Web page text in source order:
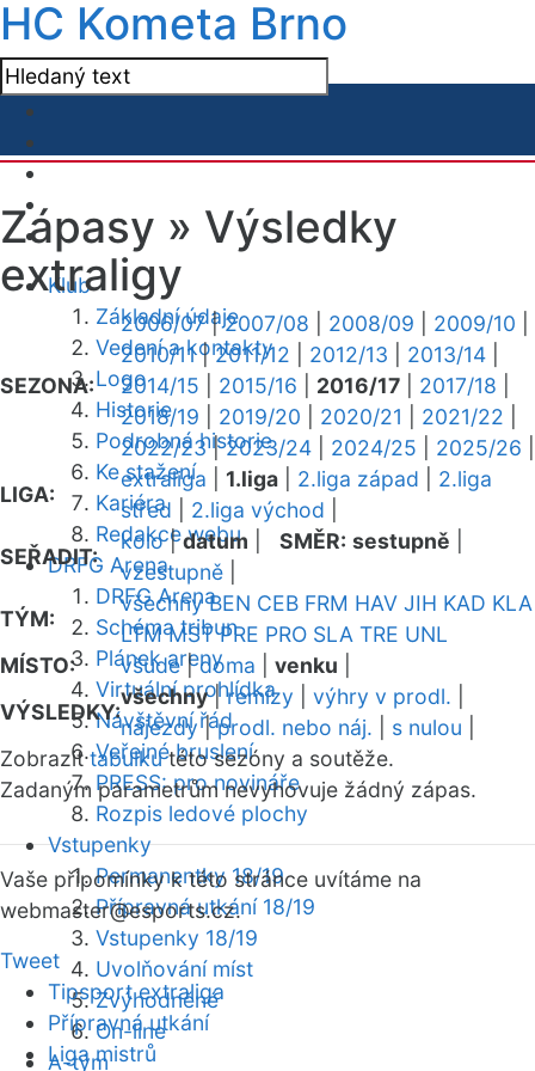
HC Kometa Brno
Klub
Základní údaje
Vedení a kontakty
Logo
Historie
Podrobná historie
Ke stažení
Kariéra
Redakce webu
DRFG Arena
DRFG Arena
Schéma tribun
Plánek areny
Virtuální prohlídka
Návštěvní řád
Veřejné bruslení
PRESS: pro novináře
Rozpis ledové plochy
Vstupenky
Permanentky 18/19
Přípravná utkání 18/19
Vstupenky 18/19
Uvolňování míst
Zvýhodněné
On-line
A-tým
Zápasy » Výsledky
extraligy
SEZONA:
2006/07|2007/08 2008/09 2009/10
2010/11|2011/12 2012/13 2013/14
2014/15
2015/16 2016/17 2017/18
2018/19
2019/20 2020/21 2021/22
2022/23|2023/24 2024/25 2025/26
LIGA:
extraliga 1.liga 2.liga západ
2.liga
střed
2.liga východ
SEŘADIT:
kolo|datum SMĚR: sestupně
vzestupně
TÝM:
všechny BEN CEB FRM HAV JIH KAD KLA
LTM MST PRE PRO SLA TRE UNL
MÍSTO:
všude|doma venku
VÝSLEDKY:
všechny|remízy výhry v prodl.
nájezdy|prodl. nebo náj. s nulou
Zobrazittabulkutéto sezóny a soutěže.
Zadaným parametrům nevyhovuje žádný zápas.
Vaše připomínky k této stránce uvítáme na
webmaster@esports.cz.
Tweet
Tipsport extraliga
Přípravná utkání
Liga mistrů